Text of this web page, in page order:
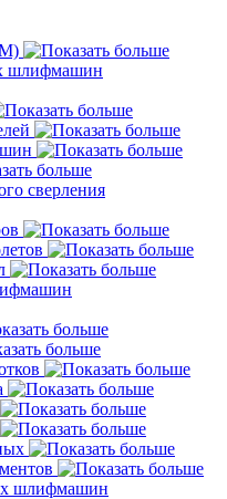
шлифмашин
сверления
шлифмашин